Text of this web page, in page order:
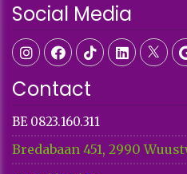
Social Media
Contact
BE 0823.160.311
Bredabaan 451, 2990